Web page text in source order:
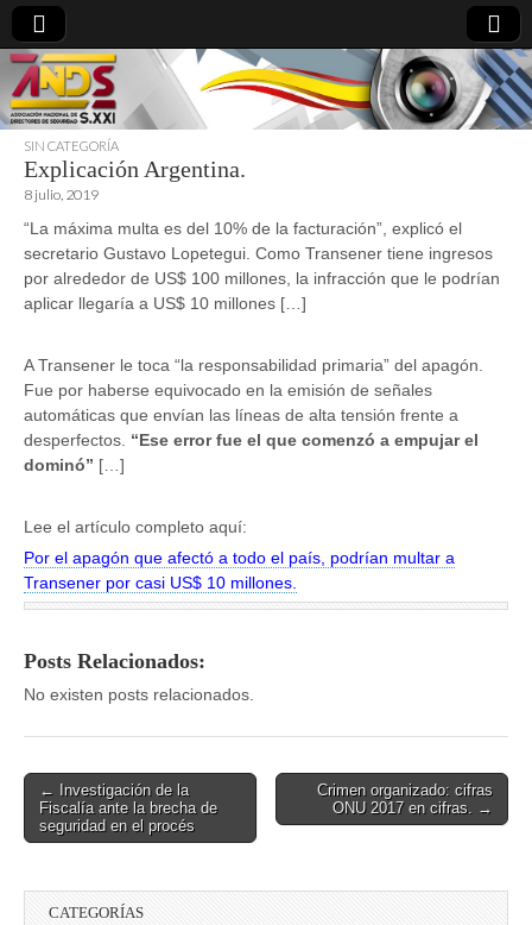
directoresdeseguridad.es
SIN CATEGORÍA
Explicación Argentina.
8 julio, 2019
“La máxima multa es del 10% de la facturación”, explicó el
secretario Gustavo Lopetegui. Como Transener tiene ingresos
por alrededor de US$ 100 millones, la infracción que le podrían
aplicar llegaría a US$ 10 millones […]
A Transener le toca “la responsabilidad primaria” del apagón.
Fue por haberse equivocado en la emisión de señales
automáticas que envían las líneas de alta tensión frente a
desperfectos. “Ese error fue el que comenzó a empujar el
dominó” […]
Lee el artículo completo aquí:
Por el apagón que afectó a todo el país, podrían multar a
Transener por casi US$ 10 millones.
Posts Relacionados:
No existen posts relacionados.
Post
navigation
← Investigación de la
Fiscalía ante la brecha de
seguridad en el procés
Crimen organizado: cifras
ONU 2017 en cifras. →
CATEGORÍAS